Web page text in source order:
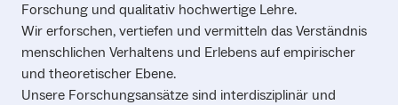
Forschung und qualitativ hochwertige Lehre.
Wir erforschen, vertiefen und vermitteln das Verständnis
menschlichen Verhaltens und Erlebens auf empirischer
und theoretischer Ebene.
Unsere Forschungsansätze sind interdisziplinär und